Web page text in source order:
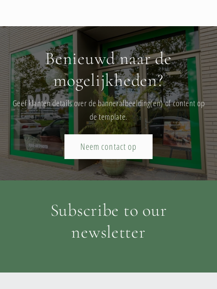
Benieuwd naar de
mogelijkheden?
Geef klanten details over de bannerafbeelding(en) of content op
de template.
Neem contact op
Subscribe to our
newsletter